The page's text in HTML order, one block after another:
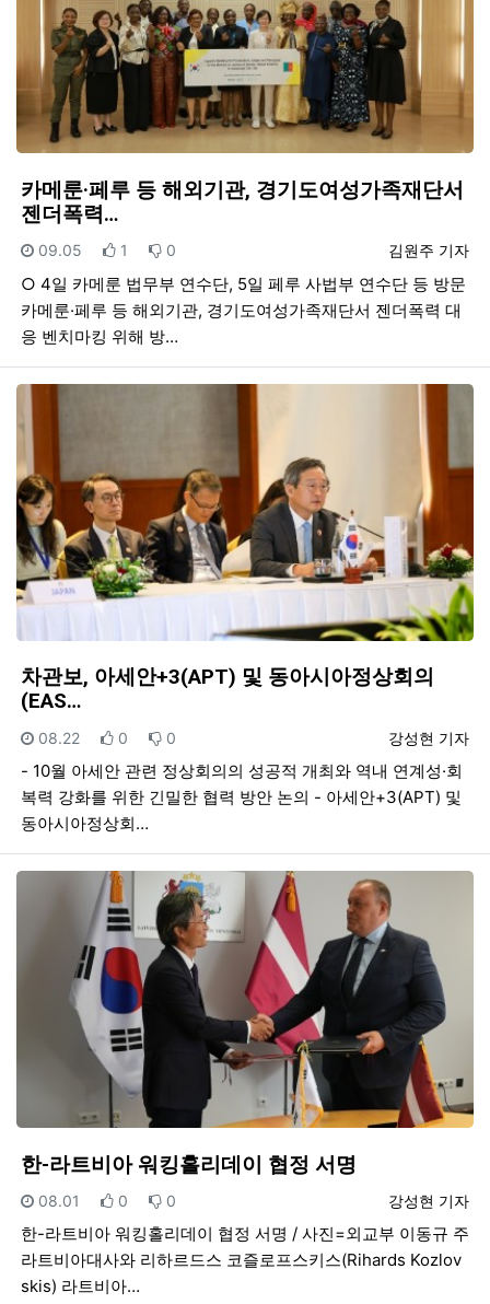
카메룬·페루 등 해외기관, 경기도여성가족재단서
젠더폭력…
등록자
김원주 기자
등록일
09.05 추천
1 비추천
0
○ 4일 카메룬 법무부 연수단, 5일 페루 사법부 연수단 등 방문
카메룬·페루 등 해외기관, 경기도여성가족재단서 젠더폭력 대
응 벤치마킹 위해 방…
차관보, 아세안+3(APT) 및 동아시아정상회의
(EAS…
등록자
강성현 기자
등록일
08.22 추천
0 비추천
0
- 10월 아세안 관련 정상회의의 성공적 개최와 역내 연계성·회
복력 강화를 위한 긴밀한 협력 방안 논의 - 아세안+3(APT) 및
동아시아정상회…
한-라트비아 워킹홀리데이 협정 서명
등록자
강성현 기자
등록일
08.01 추천
0 비추천
0
한-라트비아 워킹홀리데이 협정 서명 / 사진=외교부 이동규 주
라트비아대사와 리하르드스 코즐로프스키스(Rihards Kozlov
skis) 라트비아…